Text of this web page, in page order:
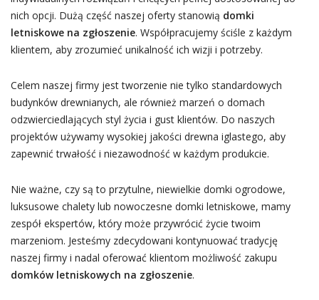
nich opcji. Dużą część naszej oferty stanowią domki
letniskowe na zgłoszenie. Współpracujemy ściśle z każdym
klientem, aby zrozumieć unikalność ich wizji i potrzeby.
Celem naszej firmy jest tworzenie nie tylko standardowych
budynków drewnianych, ale również marzeń o domach
odzwierciedlających styl życia i gust klientów. Do naszych
projektów używamy wysokiej jakości drewna iglastego, aby
zapewnić trwałość i niezawodność w każdym produkcie.
Nie ważne, czy są to przytulne, niewielkie domki ogrodowe,
luksusowe chalety lub nowoczesne domki letniskowe, mamy
zespół ekspertów, który może przywrócić życie twoim
marzeniom. Jesteśmy zdecydowani kontynuować tradycję
naszej firmy i nadal oferować klientom możliwość zakupu
domków letniskowych na zgłoszenie.